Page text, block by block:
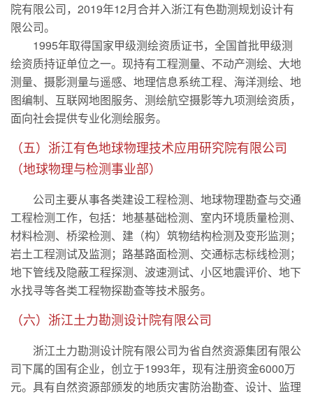
院有限公司，2019年12月合并入浙江有色勘测规划设计有
限公司。
1995年取得国家甲级测绘资质证书，全国首批甲级测
绘资质持证单位之一。现持有工程测量、不动产测绘、大地
测量、摄影测量与遥感、地理信息系统工程、海洋测绘、地
图编制、互联网地图服务、测绘航空摄影等九项测绘资质，
面向社会提供专业化测绘服务。
（五）浙江有色地球物理技术应用研究院有限公司
（地球物理与检测事业部）
公司主要从事各类建设工程检测、地球物理勘查与交通
工程检测工作，包括：地基基础检测、室内环境质量检测、
材料检测、桥梁检测、建（构）筑物结构检测及变形监测；
岩土工程测试及监测；路基路面检测、交通标志标线检测；
地下管线及隐蔽工程探测、波速测试、小区地震评价、地下
水找寻等各类工程物探勘查等技术服务。
（六）浙江土力勘测设计院有限公司
浙江土力勘测设计院有限公司为省自然资源集团有限公
司下属的国有企业，创立于1993年，现有注册资金6000万
元。具有自然资源部颁发的地质灾害防治勘查、设计、监理